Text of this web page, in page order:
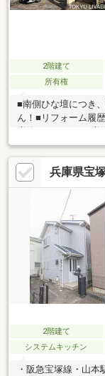
2階建て
所有権
■南側ひな壇につき
ん！■リフォーム履
増築、サンルーム増
及び外構・洗面所・
兵庫県宝
2階建て
システムキッチン
・阪急宝塚線・山